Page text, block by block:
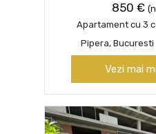
850 €
Apartament cu 3
Pipera, Bucuresti
Vezi mai